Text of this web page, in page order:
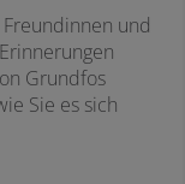
und
Grundfos
Sie es sich